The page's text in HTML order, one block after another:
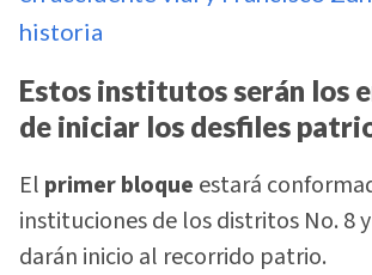
historia
Estos institutos serán los
de iniciar los desfiles
El primer bloque estará
instituciones de los distritos No. 8
darán inicio al recorrido patrio.